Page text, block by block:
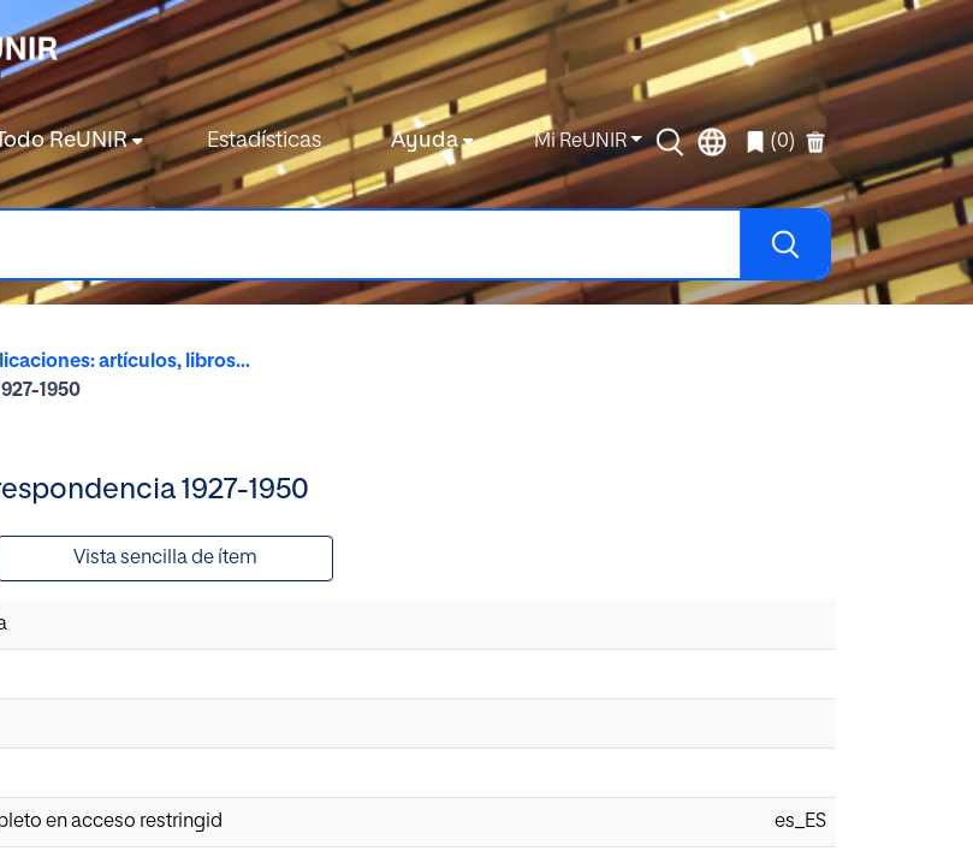
ReUNIR Estadísticas Ayuda Mi ReUNIR (0)
artículos, libros...
1950
1927-1950
Vista sencilla de ítem
en acceso restringid es_ES